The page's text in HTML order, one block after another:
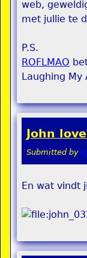
web,
met jullie te
P.S.
ROFLMAO
Laughing My
John
Submitted by
En wat vindt